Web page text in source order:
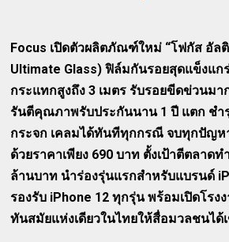
Focus เปิดตัวผลิตภัณฑ์ใหม่ “โฟกัส อัล
Ultimate Glass) ฟิล์มกันรอยสุดแข็งแ
กระแทกสูงถึง 3 เมตร รับรอยขีดข่วนมา
รันตีคุณภาพรับประกันนาน 1 ปี แตก ชำ
กระจก เคลมได้ทันทีทุกกรณี จบทุกปัญ
ด้วยราคาเพียง 690 บาท ตั้งเป้าตีตลาด
ล้านบาท นำร่องรุ่นแรกสำหรับแบรนด์
รองรับ iPhone 12 ทุกรุ่น พร้อมเปิดโรง
ทันสมัยแห่งเดียวในไทยให้สื่อมวลชนได้